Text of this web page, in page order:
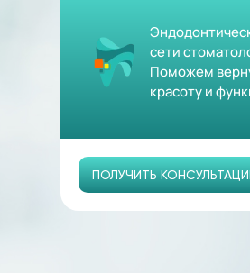
сети
Поможем
красоту и
ПОЛУЧИТЬ